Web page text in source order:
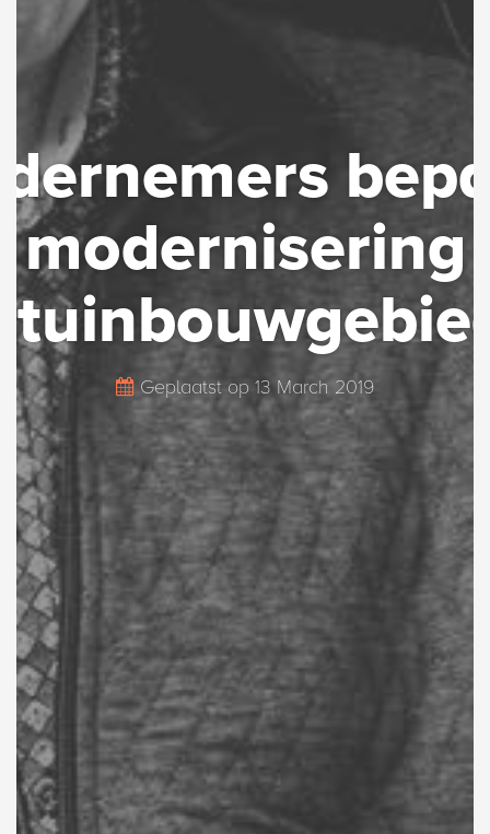
modernisering
Geplaatst op 13 March 2019